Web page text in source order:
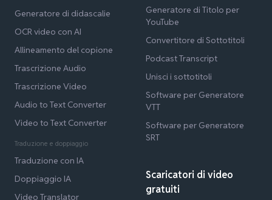
Generatore di didascalie
OCR video con AI
Allineamento del copione
Trascrizione Audio
Trascrizione Video
Audio to Text Converter
Video to Text Converter
Traduzione e doppiaggio
Traduzione con IA
Doppiaggio IA
Video Translator
Generatore di Titolo per
YouTube
Convertitore di Sottotitoli
Podcast Transcript
Unisci i sottotitoli
Software per Generatore
VTT
Software per Generatore
SRT
Scaricatori di video
gratuiti